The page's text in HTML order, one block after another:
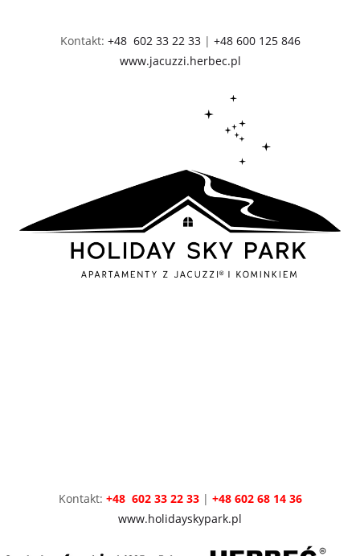
Kontakt: +48 602 33 22 33| +48 600 125 846
www.jacuzzi.herbec.pl
Kontakt: +48 602 33 22 33| +48 602 68 14 36
www.holidayskypark.pl